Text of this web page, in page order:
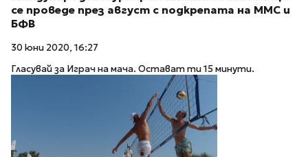
се проведе през август с подкрепата на ММС и
БФВ
30 юни 2020, 16:27
Гласувай за Играч на мача. Остават ти 15 минути.